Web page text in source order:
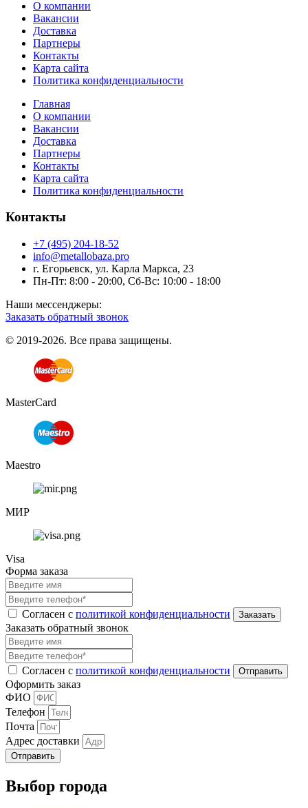
О компании
Вакансии
Доставка
Партнеры
Контакты
Карта сайта
Политика конфиденциальности
Главная
О компании
Вакансии
Доставка
Партнеры
Контакты
Карта сайта
Политика конфиденциальности
Контакты
+7 (495) 204-18-52
info@metallobaza.pro
г. Егорьевск, ул. Карла Маркса, 23
Пн-Пт: 8:00 - 20:00, Сб-Вс: 10:00 - 18:00
Наши мессенджеры:
Заказать обратный звонок
© 2019-2026. Все права защищены.
MasterCard
Maestro
МИР
Visa
Форма заказа
Согласен с политикой конфиденциальности
Заказать обратный звонок
Согласен с политикой конфиденциальности
Оформить заказ
ФИО
Телефон
Почта
Адрес доставки
Отправить
Выбор города